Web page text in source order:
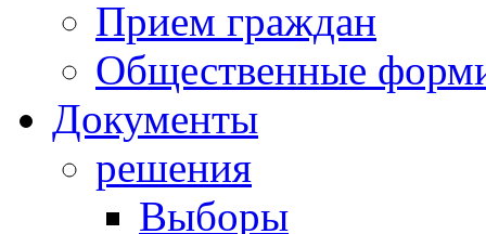
Прием граждан
Общественные
Документы
решения
Выборы